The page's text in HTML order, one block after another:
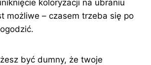
koloryzacji na ubraniu
możliwe – czasem trzeba się po
być dumny, że twoje